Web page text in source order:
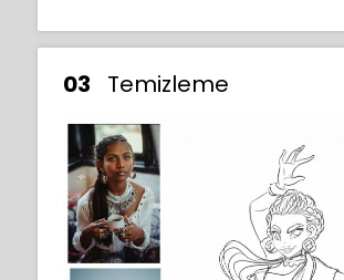
03 Temizleme